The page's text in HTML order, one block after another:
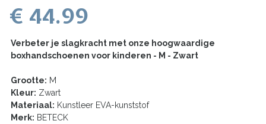
€ 44.99
Verbeter je slagkracht met onze hoogwaardige
boxhandschoenen voor kinderen - M - Zwart
Grootte: M
Kleur: Zwart
Materiaal: Kunstleer EVA-kunststof
Merk: BETECK